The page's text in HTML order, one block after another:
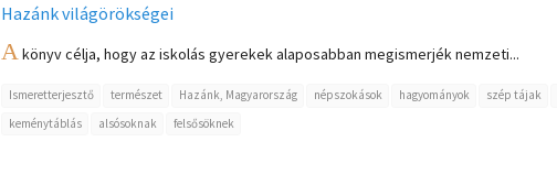
Hazánk világörökségei
A könyv célja, hogy az iskolás gyerekek alaposabban megismerjék nemzeti...
Ismeretterjesztő természet Hazánk, Magyarország népszokások hagyományok szép tájak
keménytáblás
alsósoknak felsősöknek